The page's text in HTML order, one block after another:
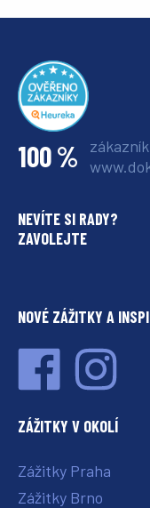
100 %
NEVÍTE SI RADY?
ZAVOLEJTE
NOVÉ ZÁŽITKY A
ZÁŽITKY V OKOLÍ
Zážitky Praha
Zážitky Brno